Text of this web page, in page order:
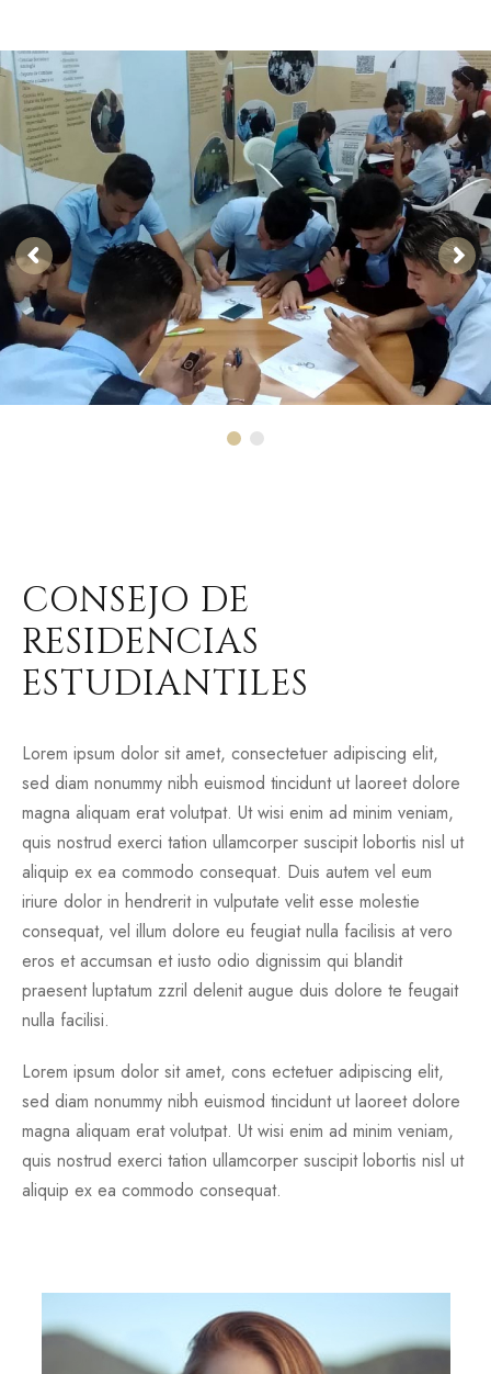
CONSEJO DE
RESIDENCIAS
ESTUDIANTILES
Lorem ipsum dolor sit amet, consectetuer adipiscing elit,
sed diam nonummy nibh euismod tincidunt ut laoreet dolore
magna aliquam erat volutpat. Ut wisi enim ad minim veniam,
quis nostrud exerci tation ullamcorper suscipit lobortis nisl ut
aliquip ex ea commodo consequat. Duis autem vel eum
iriure dolor in hendrerit in vulputate velit esse molestie
consequat, vel illum dolore eu feugiat nulla facilisis at vero
eros et accumsan et iusto odio dignissim qui blandit
praesent luptatum zzril delenit augue duis dolore te feugait
nulla facilisi.
Lorem ipsum dolor sit amet, cons ectetuer adipiscing elit,
sed diam nonummy nibh euismod tincidunt ut laoreet dolore
magna aliquam erat volutpat. Ut wisi enim ad minim veniam,
quis nostrud exerci tation ullamcorper suscipit lobortis nisl ut
aliquip ex ea commodo consequat.